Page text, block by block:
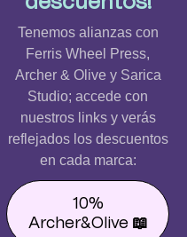
Tenemos alianzas con
Ferris Wheel Press,
Archer & Olive y Sarica
Studio; accede con
nuestros links y verás
reflejados los descuentos
en cada marca:
10%
Archer&Olive 📖